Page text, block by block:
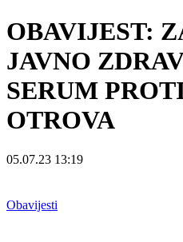
OBAVIJEST:
JAVNO
SERUM
OTROVA
05.07.23 13:19
Obavijesti